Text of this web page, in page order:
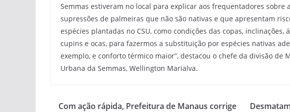
Semmas estiveram no local para explicar aos frequentadores sobre
supressões de palmeiras que não são nativas e que apresentam
espécies plantadas no CSU, como condições das copas,
cupins e ocas, para fazermos a substituição por espécies nativas
exemplo, e conforto térmico maior”, destacou o chefe da divisão de
Urbana da Semmas, Wellington Marialva.
Com ação rápida, Prefeitura de Manaus corrige